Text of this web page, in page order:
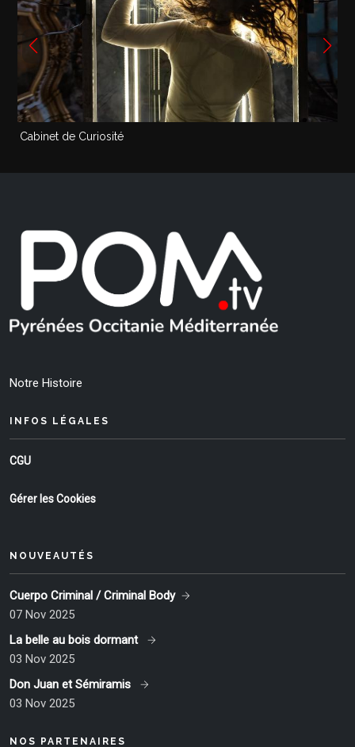
Cabinet de Curiosité
Notre Histoire
INFOS LÉGALES
CGU
Gérer les Cookies
NOUVEAUTÉS
Cuerpo Criminal / Criminal Body
07 Nov 2025
La belle au bois dormant
03 Nov 2025
Don Juan et Sémiramis
03 Nov 2025
NOS PARTENAIRES